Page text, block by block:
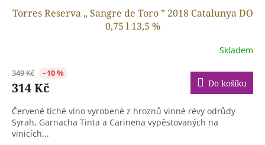
Torres Reserva „ Sangre de Toro ” 2018 Catalunya DO
0,75 l 13,5 %
Skladem
349 Kč –10 %
314 Kč Do košíku
Červené tiché víno vyrobené z hroznů vinné révy odrůdy
Syrah, Garnacha Tinta a Carinena vypěstovaných na
vinicích...